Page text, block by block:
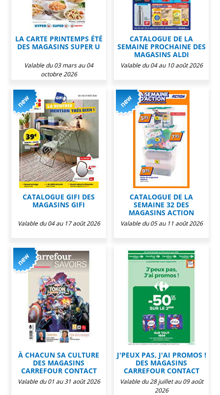
LA CARTE PRINTEMPS ÉTÉ
DES MAGASINS SUPER U
Valable du 03 mars au 04
octobre 2026
CATALOGUE DE LA
SEMAINE PROCHAINE DES
MAGASINS ALDI
Valable du 04 au 10 août 2026
CATALOGUE GIFI DES
MAGASINS GIFI
Valable du 04 au 17 août 2026
CATALOGUE DE LA
SEMAINE 32 DES
MAGASINS ACTION
Valable du 05 au 11 août 2026
À CHACUN SA CULTURE
DES MAGASINS
CARREFOUR CONTACT
Valable du 01 au 31 août 2026
J'PEUX PAS, J'AI PROMOS !
DES MAGASINS
CARREFOUR CONTACT
Valable du 28 juillet au 09 août
2026